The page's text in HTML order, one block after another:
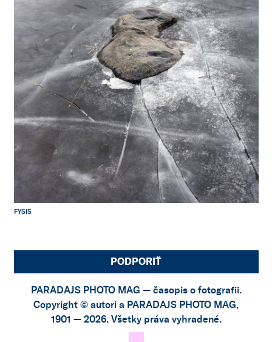
FYSIS
PODPORIŤ
PARADAJS PHOTO MAG — časopis o fotografii.
Copyright © autori a PARADAJS PHOTO MAG,
1901 — 2026. Všetky práva vyhradené.